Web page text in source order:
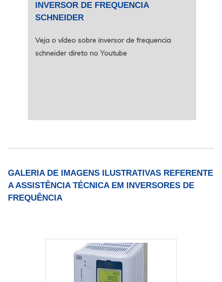
INVERSOR DE FREQUENCIA
SCHNEIDER
Veja o vídeo sobre inversor de frequencia
schneider direto no Youtube
GALERIA DE IMAGENS ILUSTRATIVAS REFERENTE
A ASSISTÊNCIA TÉCNICA EM INVERSORES DE
FREQUÊNCIA